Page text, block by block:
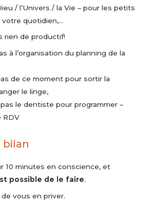
/ l’Univers / la Vie – pour les petits
quotidien,…
rien de productif!
à l’organisation du planning de la
de ce moment pour sortir la
le linge,
le dentiste pour programmer –
RDV
bilan
10 minutes en conscience, et
possible de le faire.
vous en priver.